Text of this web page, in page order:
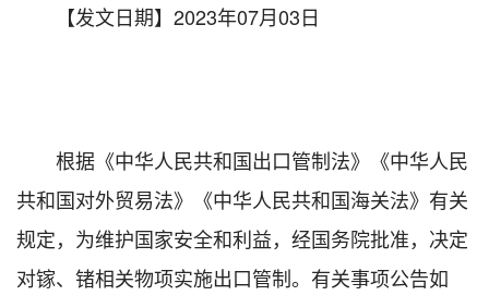
【发文日期】2023年07月03日
根据《中华人民共和国出口管制法》《中华人民
共和国对外贸易法》《中华人民共和国海关法》有关
规定，为维护国家安全和利益，经国务院批准，决定
对镓、锗相关物项实施出口管制。有关事项公告如